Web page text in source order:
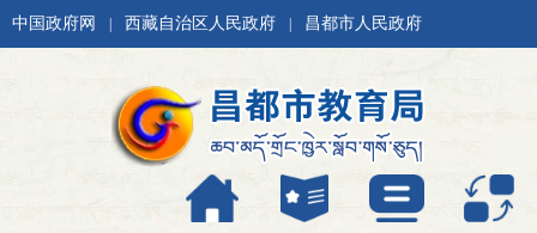
中国政府网 西藏自治区人民政府 昌都市人民政府